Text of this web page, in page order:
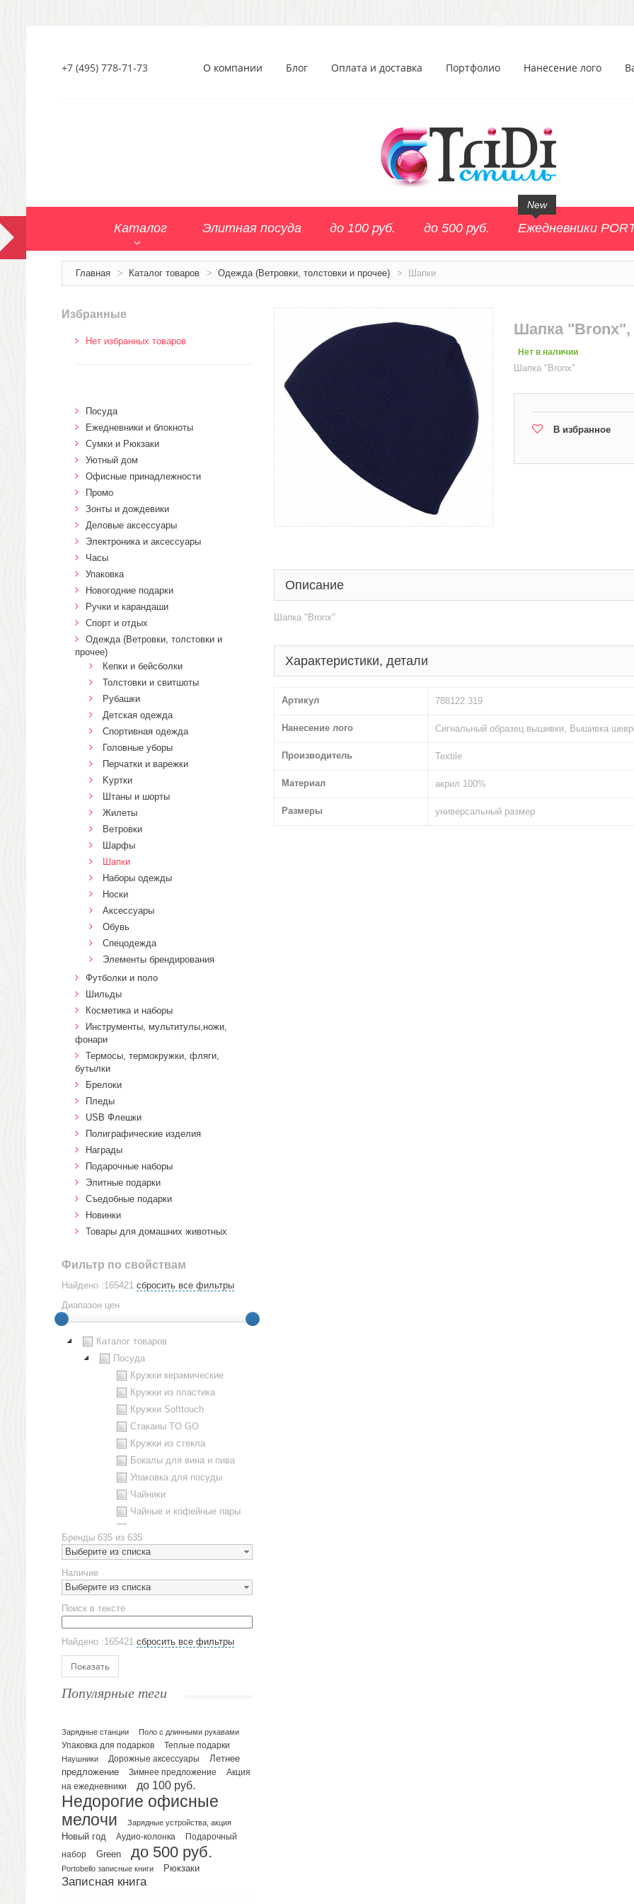
+7 (495) 778-71-73 О компании Блог Оплата и доставка Портфолио Нанесение лого
Каталог Элитная посуда до 100 руб. до 500 руб. Ежедневники
New
Главная > Каталог товаров > Одежда (Ветровки, толстовки и прочее) > Шапки
Шапка "Bronx",
Нет в наличии
Шапка "Bronx"
В избранное
Описание
Шапка "Bronx"
Характеристики, детали
Артикул 788122.319
Нанесение лого Сигнальный образец вышивки, Вышивка
Производитель Textile
Материал акрил 100%
Размеры универсальный размер
Избранные
Нет избранных товаров
Посуда
Ежедневники и блокноты
Сумки и Рюкзаки
Уютный дом
Офисные принадлежности
Промо
Зонты и дождевики
Деловые аксессуары
Электроника и аксессуары
Часы
Упаковка
Новогодние подарки
Ручки и карандаши
Спорт и отдых
Одежда (Ветровки, толстовки и
прочее)
Кепки и бейсболки
Толстовки и свитшоты
Рубашки
Детская одежда
Спортивная одежда
Головные уборы
Перчатки и варежки
Kуртки
Штаны и шорты
Жилеты
Ветровки
Шарфы
Шапки
Наборы одежды
Носки
Аксессуары
Обувь
Спецодежда
Элементы брендирования
Футболки и поло
Шильды
Косметика и наборы
Инструменты, мультитулы,ножи,
фонари
Термосы, термокружки, фляги,
бутылки
Брелоки
Пледы
USB Флешки
Полиграфические изделия
Награды
Подарочные наборы
Элитные подарки
Cъедобные подарки
Новинки
Товары для домашних животных
Фильтр по свойствам
Найдено :165421 сбросить все фильтры
Диапазон цен
Каталог товаров
Посуда
Кружки керамические
Кружки из пластика
Кружки Softtouch
Стаканы TO GO
Кружки из стекла
Бокалы для вина и пива
Упаковка для посуды
Чайники
Чайные и кофейные пары
Наборы посуды
Предметы сервировки
Стаканы
Эко кружки
ЕВРОПОСУДА
Аксессуары
Ежедневники и блокноты
Датированные ежедневники
Планинги и телефонные книжки
Планинги датированные
Планинги недатированные
Телефонные книжки
Еженедельники
Органайзер на ежедневник
Сумки и Рюкзаки
Сумки для планшетов и ноутбуков
Рюкзаки
Конференц-сумки
Бренды 635 из 635
Выберите из списка
Наличие
Выберите из списка
Поиск в тексте
Найдено :165421 сбросить все фильтры
Показать
Популярные теги
Зарядные станции Поло с длинными рукавами
Упаковка для подарков
Теплые подарки
Наушники
Дорожные аксессуары
Летнее
предложение
Зимнее предложение
Акция
на ежедневники
до 100 руб.
Недорогие офисные
мелочи
Зарядные устройства, акция
Новый год Аудио-колонка
Подарочный
набор
Green до 500 руб.
Portobello записные книги Рюкзаки
Записная книга